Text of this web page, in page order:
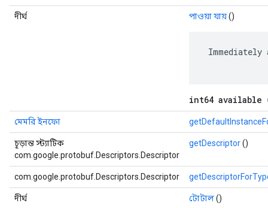
দীর্ঘ পাওয়া যায়()
Immediately
int64 available
মেমরি ইনফো
চূড়ান্ত স্ট্যাটিক
com.google.protobuf.Descriptors.Descriptor
getDescriptor()
com.google.protobuf.Descriptors.Descriptor
দীর্ঘ টোটাল()